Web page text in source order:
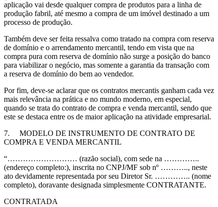
aplicação vai desde qualquer compra de produtos para a linha de
produção fabril, até mesmo a compra de um imóvel destinado a um
processo de produção.
Também deve ser feita ressalva como tratado na compra com reserva
de domínio e o arrendamento mercantil, tendo em vista que na
compra pura com reserva de domínio não surge a posição do banco
para viabilizar o negócio, mas somente a garantia da transação com
a reserva de domínio do bem ao vendedor.
Por fim, deve-se aclarar que os contratos mercantis ganham cada vez
mais relevância na prática e no mundo moderno, em especial,
quando se trata do contrato de compra e venda mercantil, sendo que
este se destaca entre os de maior aplicação na atividade empresarial.
7.
MODELO DE INSTRUMENTO DE CONTRATO DE
COMPRA E VENDA MERCANTIL
“……………………… (razão social), com sede na …………..
(endereço completo:), inscrita no CNPJ/MF sob nº ……….., neste
ato devidamente representada por seu Diretor Sr. ………….. (nome
completo), doravante designada simplesmente CONTRATANTE.
CONTRATADA